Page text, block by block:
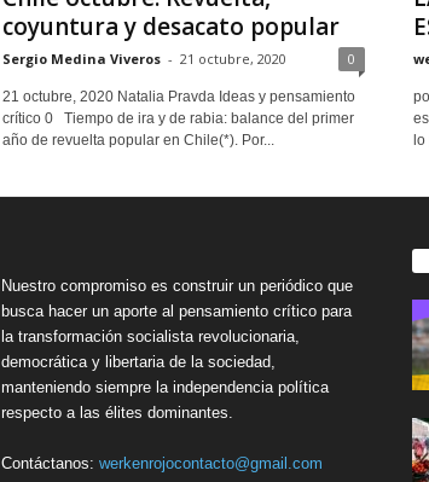
coyuntura y desacato popular
Sergio Medina Viveros - 21 octubre, 2020 0
21 octubre, 2020 Natalia Pravda Ideas y pensamiento
crítico 0 Tiempo de ira y de rabia: balance del primer
año de revuelta popular en Chile(*). Por...
Nuestro compromiso es construir un periódico que
busca hacer un aporte al pensamiento crítico para
la transformación socialista revolucionaria,
democrática y libertaria de la sociedad,
manteniendo siempre la independencia política
respecto a las élites dominantes.
Contáctanos: werkenrojocontacto@gmail.com